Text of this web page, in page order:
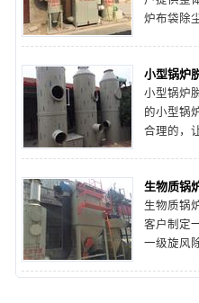
炉布袋除
小型锅炉
小型锅炉
的小型锅
合理的，
案。
生物质锅
生物质锅
客户制定
一级旋风
厂家提供